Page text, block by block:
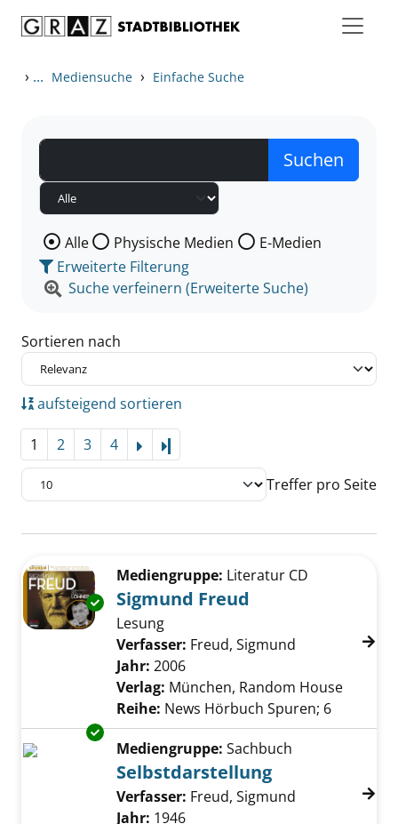
› ... Mediensuche › Einfache Suche
Wählen Sie die Medienart nach der Sie suchen wollen.
Alle Physische Medien
E-Medien
Erweiterte Filterung
Suche verfeinern (Erweiterte Suche)
Sortieren nach
aufsteigend sortieren
1 2 3 4
Treffer pro Seite
Zu den Suchfiltern springen
Exemplar-Details von Sigmund Freud
Mediengruppe: Literatur CD
Sigmund Freud
Lesung
Verfasser: Freud, Sigmund Suche nach
Jahr: 2006
Verlag: München, Random House
Reihe: News Hörbuch Spuren; 6
Exemplar-Details von Selbstdarstellung
Mediengruppe: Sachbuch
Selbstdarstellung
Verfasser: Freud, Sigmund Suche nach
Jahr: 1946